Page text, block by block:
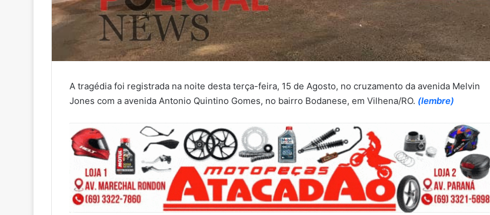
A tragédia foi registrada na noite desta terça-feira, 15 de Agosto, no cruzamento da avenida Melvin
Jones com a avenida Antonio Quintino Gomes, no bairro Bodanese, em Vilhena/RO. (lembre)